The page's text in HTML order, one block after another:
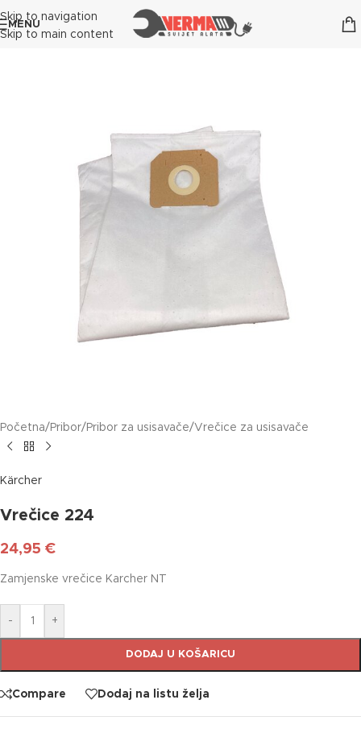
Skip to navigation
Skip to main content
MENU
Početna/ Pribor/ Pribor za usisavače/Vrečice za usisavače
Kärcher
Vrečice 224
24,95 €
Zamjenske vrečice Karcher NT
- +
DODAJ U KOŠARICU
Compare Dodaj na listu želja